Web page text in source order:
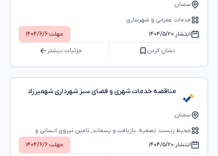
سمنان
خدمات عمرانی و شهرسازی
انتشار:۱۴۰۴/۵/۲۰ مهلت:۱۴۰۴/۶/۶
نشان کردن جزئیات بیشتر
مناقصه خدمات شهری و فضای سبز شهرداری شهمیرزاد
سمنان
محیط ‌زیست، تصفیه، بازیافت و پسماند, تامین نیروی انسانی و
خدمات عمومی
انتشار:۱۴۰۴/۵/۲۰ مهلت:۱۴۰۴/۶/۶